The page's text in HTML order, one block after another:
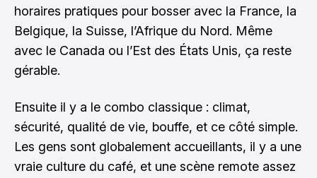
horaires pratiques pour bosser avec la France, la
Belgique, la Suisse, l’Afrique du Nord. Même
avec le Canada ou l’Est des États Unis, ça reste
gérable.
Ensuite il y a le combo classique : climat,
sécurité, qualité de vie, bouffe, et ce côté simple.
Les gens sont globalement accueillants, il y a une
vraie culture du café, et une scène remote assez